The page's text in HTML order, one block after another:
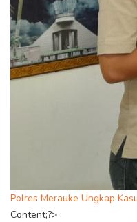
Polres Merauke Ungkap
Content;?>